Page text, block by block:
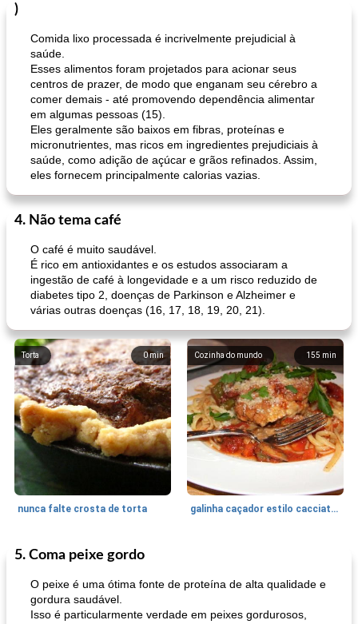
)
Comida lixo processada é incrivelmente prejudicial à
saúde.
Esses alimentos foram projetados para acionar seus
centros de prazer, de modo que enganam seu cérebro a
comer demais - até promovendo dependência alimentar
em algumas pessoas (15).
Eles geralmente são baixos em fibras, proteínas e
micronutrientes, mas ricos em ingredientes prejudiciais à
saúde, como adição de açúcar e grãos refinados. Assim,
eles fornecem principalmente calorias vazias.
4. Não tema café
O café é muito saudável.
É rico em antioxidantes e os estudos associaram a
ingestão de café à longevidade e a um risco reduzido de
diabetes tipo 2, doenças de Parkinson e Alzheimer e
várias outras doenças (16, 17, 18, 19, 20, 21).
0min
Torta
nunca falte crosta de torta
155 min
Cozinha do mundo
galinha caçador estilo cacciatore
1470
Feriados e Eventos
5. Coma peixe gordo
O peixe é uma ótima fonte de proteína de alta qualidade e
gordura saudável.
Isso é particularmente verdade em peixes gordurosos,